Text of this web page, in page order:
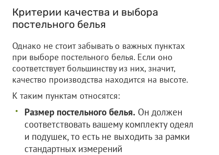
Критерии качества и выбора
постельного белья
Однако не стоит забывать о важных пунктах
при выборе постельного белья. Если оно
соответствует большинству из них, значит,
качество производства находится на высоте.
К таким пунктам относятся:
Размер постельного белья. Он должен
соответствовать вашему комплекту одеял
и подушек, то есть не выходить за рамки
стандартных измерений